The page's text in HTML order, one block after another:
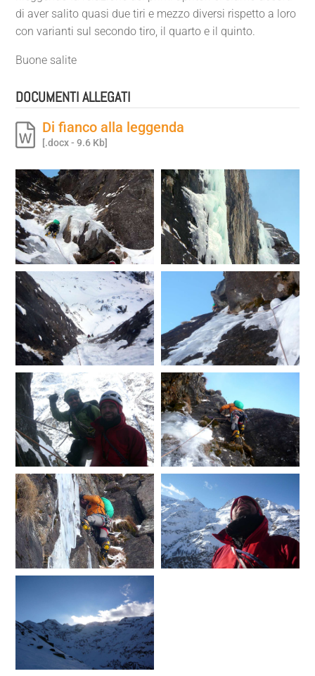
di aver salito quasi due tiri e mezzo diversi rispetto a loro
con varianti sul secondo tiro, il quarto e il quinto.
Buone salite
DOCUMENTI ALLEGATI
Di fianco alla leggenda
[.docx - 9.6 Kb]